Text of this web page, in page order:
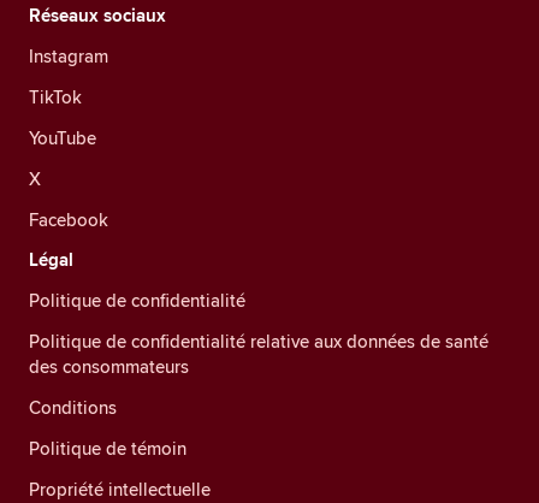
Réseaux sociaux
Instagram
TikTok
YouTube
X
Facebook
Légal
Politique de confidentialité
Politique de confidentialité relative aux données de santé
des consommateurs
Conditions
Politique de témoin
Propriété intellectuelle